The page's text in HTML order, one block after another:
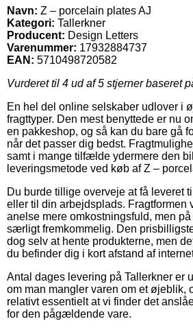
Navn: Z – porcelain plates AJ
Kategori: Tallerkner
Producent: Design Letters
Varenummer: 17932884737
EAN: 5710498720582
Vurderet til 4 ud af 5 stjerner baseret
En hel del online selskaber udlover i
fragttyper. Den mest benyttede er nu
en pakkeshop, og så kan du bare gå
når det passer dig bedst.
samt i mange tilfælde ydermere den
leveringsmetode ved køb af Z –
Du burde tillige overveje at få leveret
eller til din arbejdsplads. Fragtformen
anelse mere omkostningsfuld, men
særligt fremkommelig. Den
dog selv at hente produkterne, men
du befinder dig i kort afstand af
Antal dages levering på Tallerkner er
om man mangler varen om et øjeblik,
relativt essentielt at vi finder det
for den pågældende vare.